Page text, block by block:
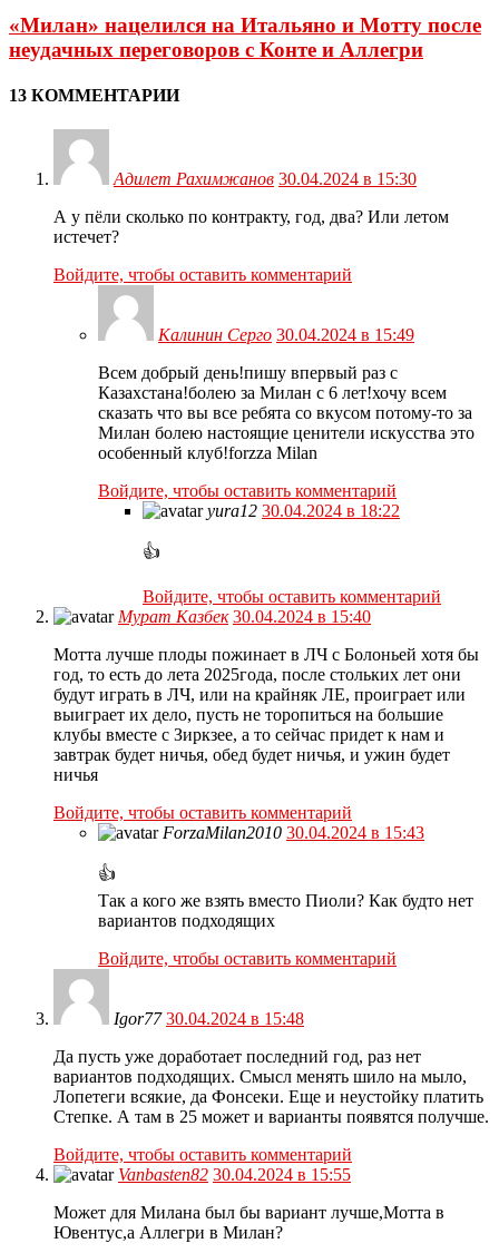
«Милан» нацелился на Итальяно и Мотту после
неудачных переговоров с Конте и Аллегри
13 КОММЕНТАРИИ
Адилет Рахимжанов 30.04.2024 в 15:30
А у пёли сколько по контракту, год, два? Или летом
истечет?
Войдите, чтобы оставить комментарий
Калинин Серго 30.04.2024 в 15:49
Всем добрый день!пишу впервый раз с
Казахстана!болею за Милан с 6 лет!хочу всем
сказать что вы все ребята со вкусом потому-то за
Милан болею настоящие ценители искусства это
особенный клуб!forzza Milan
Войдите, чтобы оставить комментарий
yura12 30.04.2024 в 18:22
👍
Войдите, чтобы оставить комментарий
Мурат Казбек 30.04.2024 в 15:40
Мотта лучше плоды пожинает в ЛЧ с Болоньей хотя бы
год, то есть до лета 2025года, после стольких лет они
будут играть в ЛЧ, или на крайняк ЛЕ, проиграет или
выиграет их дело, пусть не торопиться на большие
клубы вместе с Зиркзее, а то сейчас придет к нам и
завтрак будет ничья, обед будет ничья, и ужин будет
ничья
Войдите, чтобы оставить комментарий
ForzaMilan2010 30.04.2024 в 15:43
👍
Так а кого же взять вместо Пиоли? Как будто нет
вариантов подходящих
Войдите, чтобы оставить комментарий
Igor77 30.04.2024 в 15:48
Да пусть уже доработает последний год, раз нет
вариантов подходящих. Смысл менять шило на мыло,
Лопетеги всякие, да Фонсеки. Еще и неустойку платить
Степке. А там в 25 может и варианты появятся получше.
Войдите, чтобы оставить комментарий
Vanbasten82 30.04.2024 в 15:55
Может для Милана был бы вариант лучше,Мотта в
Ювентус,а Аллегри в Милан?